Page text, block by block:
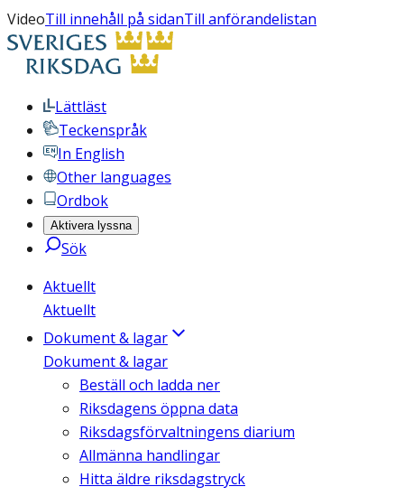
VideoTill innehåll på sidanTill anförandelistan
Lättläst
Teckenspråk
In English
Other languages
Ordbok
Aktivera lyssna
Sök
Aktuellt
Aktuellt
Dokument & lagar
Dokument & lagar
Beställ och ladda ner
Riksdagens öppna data
Riksdagsförvaltningens diarium
Allmänna handlingar
Hitta äldre riksdagstryck